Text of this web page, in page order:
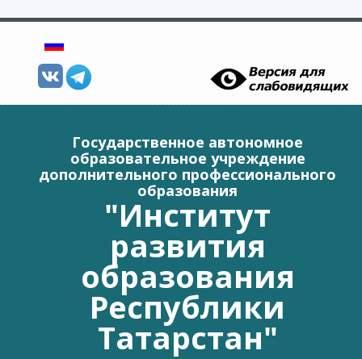
Государственное автономное
образовательное учреждение
дополнительного профессионального
образования
"Институт
развития
образования
Республики
Татарстан"